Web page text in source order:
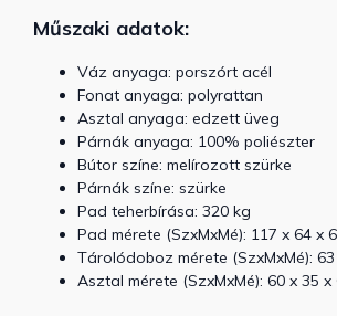
Műszaki adatok:
Váz anyaga: porszórt acél
Fonat anyaga: polyrattan
Asztal anyaga: edzett üveg
Párnák anyaga: 100% poliészter
Bútor színe: melírozott szürke
Párnák színe: szürke
Pad teherbírása: 320 kg
Pad mérete (SzxMxMé): 117 x 64 x
Tárolódoboz mérete (SzxMxMé): 63
Asztal mérete (SzxMxMé): 60 x 35 x